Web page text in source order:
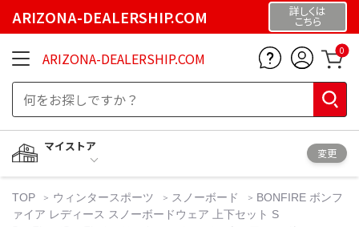
ARIZONA-DEALERSHIP.COM 詳しくは
こちら
ARIZONA-DEALERSHIP.COM 0
マイストア
変更
TOP ウィンタースポーツ スノーボード
BONFIRE ボンフ
ァイア レディース スノーボードウェア 上下セット S